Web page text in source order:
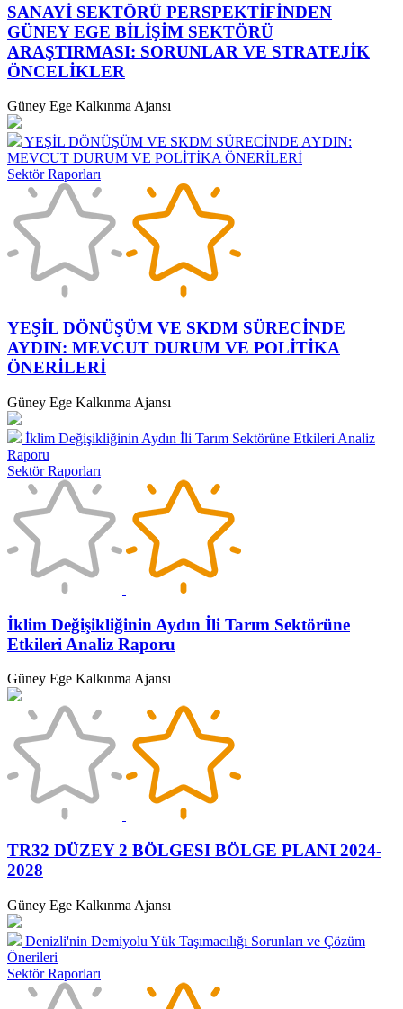
SANAYİ SEKTÖRÜ PERSPEKTİFİNDEN
GÜNEY EGE BİLİŞİM SEKTÖRÜ
ARAŞTIRMASI: SORUNLAR VE STRATEJİK
ÖNCELİKLER
Güney Ege Kalkınma Ajansı
YEŞİL DÖNÜŞÜM VE SKDM SÜRECİNDE AYDIN:
MEVCUT DURUM VE POLİTİKA ÖNERİLERİ
Sektör Raporları
YEŞİL DÖNÜŞÜM VE SKDM SÜRECİNDE
AYDIN: MEVCUT DURUM VE POLİTİKA
ÖNERİLERİ
Güney Ege Kalkınma Ajansı
İklim Değişikliğinin Aydın İli Tarım Sektörüne Etkileri Analiz
Raporu
Sektör Raporları
İklim Değişikliğinin Aydın İli Tarım Sektörüne
Etkileri Analiz Raporu
Güney Ege Kalkınma Ajansı
TR32 DÜZEY 2 BÖLGESI BÖLGE PLANI 2024-
2028
Güney Ege Kalkınma Ajansı
Denizli'nin Demiyolu Yük Taşımacılığı Sorunları ve Çözüm
Önerileri
Sektör Raporları